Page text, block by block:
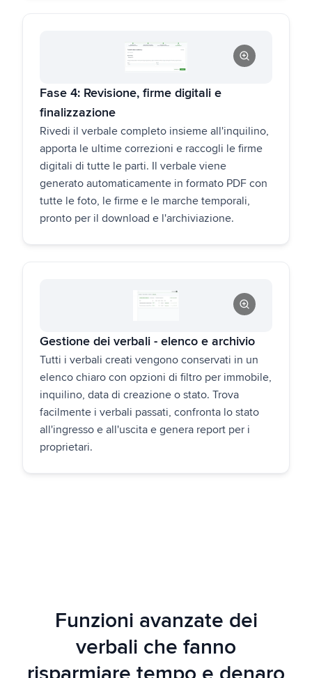
Fase 4: Revisione, firme digitali e
finalizzazione
Rivedi il verbale completo insieme all'inquilino,
apporta le ultime correzioni e raccogli le firme
digitali di tutte le parti. Il verbale viene
generato automaticamente in formato PDF con
tutte le foto, le firme e le marche temporali,
pronto per il download e l'archiviazione.
Gestione dei verbali - elenco e archivio
Tutti i verbali creati vengono conservati in un
elenco chiaro con opzioni di filtro per immobile,
inquilino, data di creazione o stato. Trova
facilmente i verbali passati, confronta lo stato
all'ingresso e all'uscita e genera report per i
proprietari.
Funzioni avanzate dei
verbali che fanno
risparmiare tempo e denaro